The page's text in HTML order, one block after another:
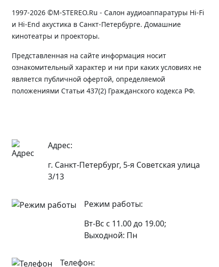
1997-2026 ©M-STEREO.Ru - Салон аудиоаппаратуры Hi-Fi
и Hi-End акустика в Санкт-Петербурге. Домашние
кинотеатры и проекторы.
Представленная на сайте информация носит
ознакомительный характер и ни при каких условиях не
является публичной офертой, определяемой
положениями Статьи 437(2) Гражданского кодекса РФ.
Адрес:
г. Санкт-Петербург, 5-я Советская улица
3/13
Режим работы:
Вт-Вс с 11.00 до 19.00;
Выходной: Пн
Телефон: